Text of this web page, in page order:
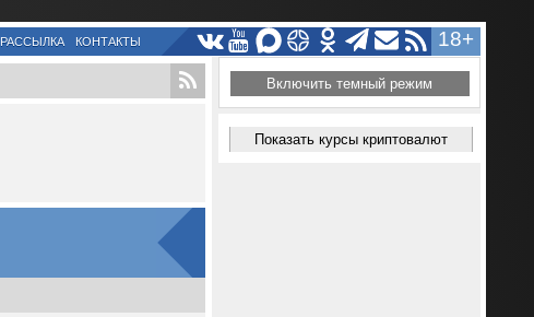
18+
РАССЫЛКА КОНТАКТЫ
Включить темный режим
Показать курсы криптовалют